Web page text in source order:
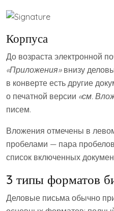
Корпуса
До возраста электронной
«Приложения»внизу
в конверте есть другие
о печатной версии «см.
писем.
Вложения отмечены в
пробелами — пара
список включенных
3 типы форматов
Деловые письма обычно